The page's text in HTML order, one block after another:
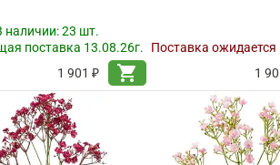
наличии:23 шт.
поставка 13.08.26г.
1 901 ₽
shopping_cart
Поставка ожидается
1